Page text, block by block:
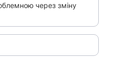
через зміну